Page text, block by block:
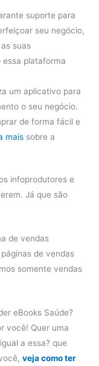
suporte para
seu negócio,
suas
essa plataforma
um aplicativo para
o seu negócio.
de forma fácil e
mais sobre a
infoprodutores e
Já que são
de vendas
de vendas
somente vendas
eBooks Saúde?
você! Quer uma
a essa? que
veja como ter